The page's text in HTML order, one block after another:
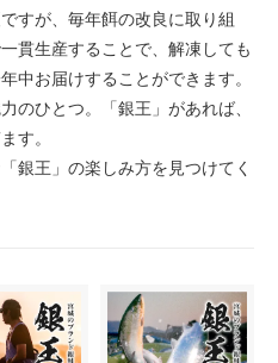
すが、毎年餌の改良に取り組
貫生産することで、解凍しても
中お届けすることができます。
のひとつ。「銀王」があれば、
す。
銀王」の楽しみ方を見つけてく